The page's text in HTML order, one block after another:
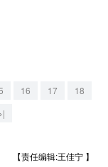
16 17
18
【责任编辑:王佳宁 】